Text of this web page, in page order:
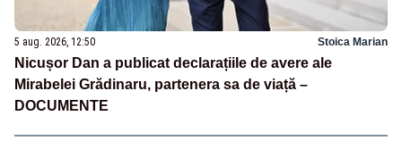
5 aug. 2026, 12:50 Stoica Marian
Nicușor Dan a publicat declarațiile de avere ale
Mirabelei Grădinaru, partenera sa de viață –
DOCUMENTE